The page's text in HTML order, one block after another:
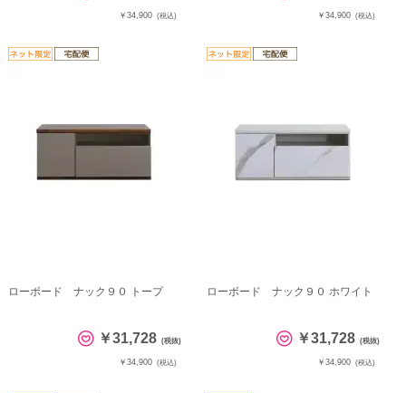
￥34,900 (税込) ￥34,900 (税込)
ローボード ナック９０ トープ
￥31,728 (税抜)
￥34,900 (税込)
ローボード ナック９０ ホワイト
￥31,728 (税抜)
￥34,900 (税込)